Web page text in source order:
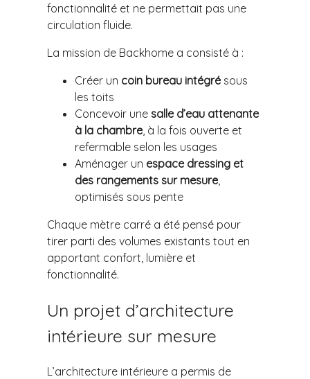
fonctionnalité et ne permettait pas une
circulation fluide.
La mission de Backhome a consisté à :
Créer un coin bureau intégrésous
les toits
Concevoir une salle d’eau attenante
à la chambre, à la fois ouverte et
refermable selon les usages
Aménager un espace dressing et
des rangements sur mesure,
optimisés sous pente
Chaque mètre carré a été pensé pour
tirer parti des volumes existants tout en
apportant confort, lumière et
fonctionnalité.
Un projet d’architecture
intérieure sur mesure
L’architecture intérieure a permis de